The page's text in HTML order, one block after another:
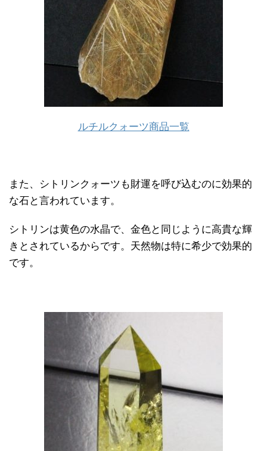
ルチルクォーツ商品一覧
また、シトリンクォーツも財運を呼び込むのに効果的
な石と言われています。
シトリンは黄色の水晶で、金色と同じように高貴な輝
きとされているからです。天然物は特に希少で効果的
です。